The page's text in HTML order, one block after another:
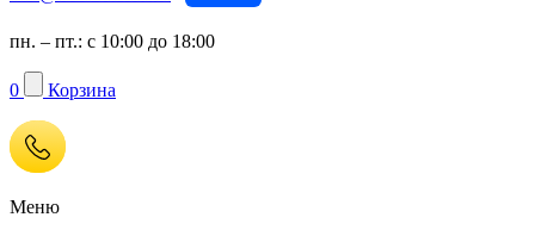
пн. – пт.: с 10:00 до 18:00
0 Корзина
Меню